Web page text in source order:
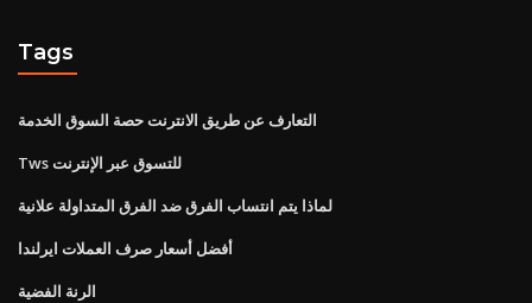
Tags
التعارف عن طريق الانترنت حصة السوق الخدمة
Tws للتسوق عبر الإنترنت
لماذا يتم انتساب الفرق ضد الفرق المتداولة علانية
أفضل أسعار صرف العملات ايرلندا
الرنة الفضية